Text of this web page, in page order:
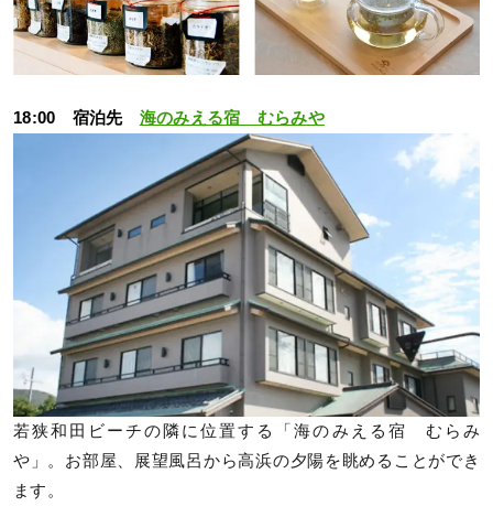
18:00 宿泊先 海のみえる宿 むらみや
若狭和田ビーチの隣に位置する「海のみえる宿 むらみ
や」。お部屋、展望風呂から高浜の夕陽を眺めることができ
ます。